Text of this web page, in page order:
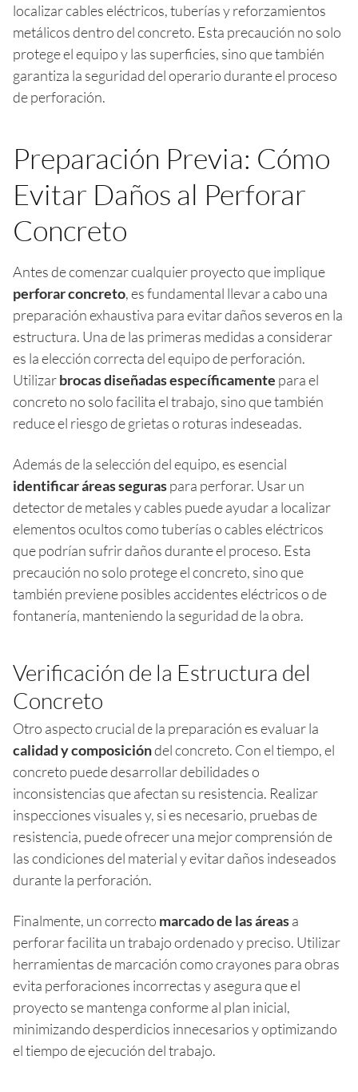
localizar cables eléctricos, tuberías y reforzamientos
metálicos dentro del concreto. Esta precaución no solo
protege el equipo y las superficies, sino que también
garantiza la seguridad del operario durante el proceso
de perforación.
Preparación Previa: Cómo
Evitar Daños al Perforar
Concreto
Antes de comenzar cualquier proyecto que implique
perforar concreto, es fundamental llevar a cabo una
preparación exhaustiva para evitar daños severos en la
estructura. Una de las primeras medidas a considerar
es la elección correcta del equipo de perforación.
Utilizarbrocas diseñadas específicamente para el
concreto no solo facilita el trabajo, sino que también
reduce el riesgo de grietas o roturas indeseadas.
Además de la selección del equipo, es esencial
identificar áreas seguraspara perforar. Usar un
detector de metales y cables puede ayudar a localizar
elementos ocultos como tuberías o cables eléctricos
que podrían sufrir daños durante el proceso. Esta
precaución no solo protege el concreto, sino que
también previene posibles accidentes eléctricos o de
fontanería, manteniendo la seguridad de la obra.
Verificación de la Estructura del
Concreto
Otro aspecto crucial de la preparación es evaluar la
calidad y composicióndel concreto. Con el tiempo, el
concreto puede desarrollar debilidades o
inconsistencias que afectan su resistencia. Realizar
inspecciones visuales y, si es necesario, pruebas de
resistencia, puede ofrecer una mejor comprensión de
las condiciones del material y evitar daños indeseados
durante la perforación.
Finalmente, un correcto marcado de las áreasa
perforar facilita un trabajo ordenado y preciso. Utilizar
herramientas de marcación como crayones para obras
evita perforaciones incorrectas y asegura que el
proyecto se mantenga conforme al plan inicial,
minimizando desperdicios innecesarios y optimizando
el tiempo de ejecución del trabajo.